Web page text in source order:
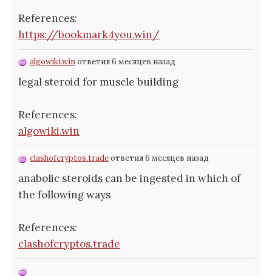
References:
https://bookmark4you.win/
algowiki.winответил 6 месяцев назад
legal steroid for muscle building
References:
algowiki.win
clashofcryptos.tradeответил 6 месяцев назад
anabolic steroids can be ingested in which of
the following ways
References:
clashofcryptos.trade